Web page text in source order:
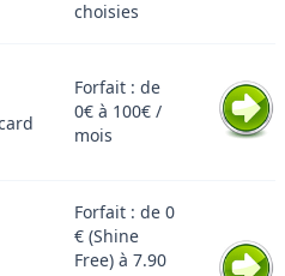
choisies
Forfait : de
0€ à 100€ /
mois
Forfait : de 0
€ (Shine
Free) à 7.90